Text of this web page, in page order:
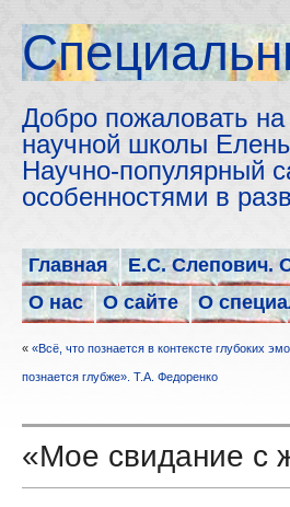
Добро пожаловать
научной школы
Научно-популярный
особенностями в
Главная Е.С. Слепович.
О нас
О сайте О
« «Всё, что познается в контексте глубоких
познается глубже». Т.А. Федоренко
«Мое свидание с